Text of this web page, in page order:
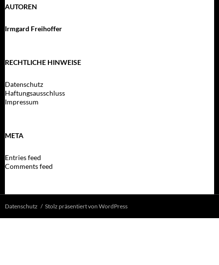
AUTOREN
Irmgard Freihoffer
RECHTLICHE HINWEISE
Datenschutz
Haftungsausschluss
Impressum
META
Entries feed
Comments feed
Datenschutz Stolz präsentiert von WordPress